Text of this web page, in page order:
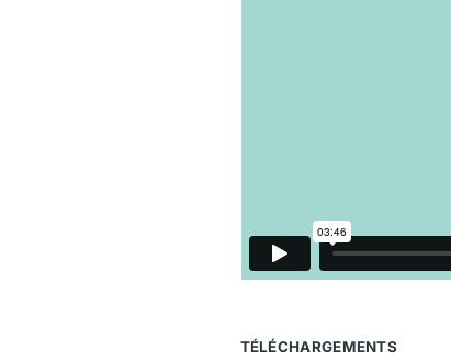
TÉLÉCHARGEMENTS